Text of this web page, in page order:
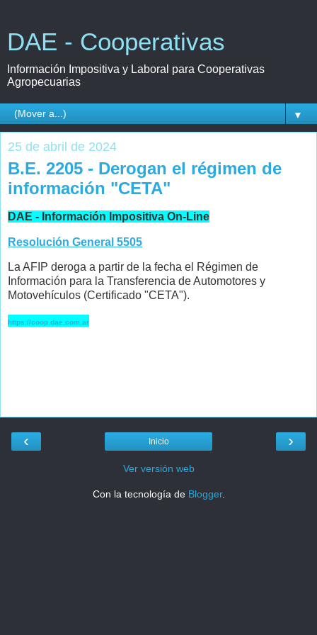
DAE - Cooperativas
Información Impositiva y Laboral para Cooperativas
Agropecuarias
▼
25 de abril de 2024
B.E. 2205 - Derogan el régimen de
información "CETA"
DAE - Información Impositiva On-Line
Resolución General 5505
La AFIP deroga a partir de la fecha el Régimen de
Información para la Transferencia de Automotores y
Motovehículos (Certificado "CETA").
https://coop.dae.com.ar
‹ ›
Inicio
Ver versión web
Con la tecnología de Blogger.